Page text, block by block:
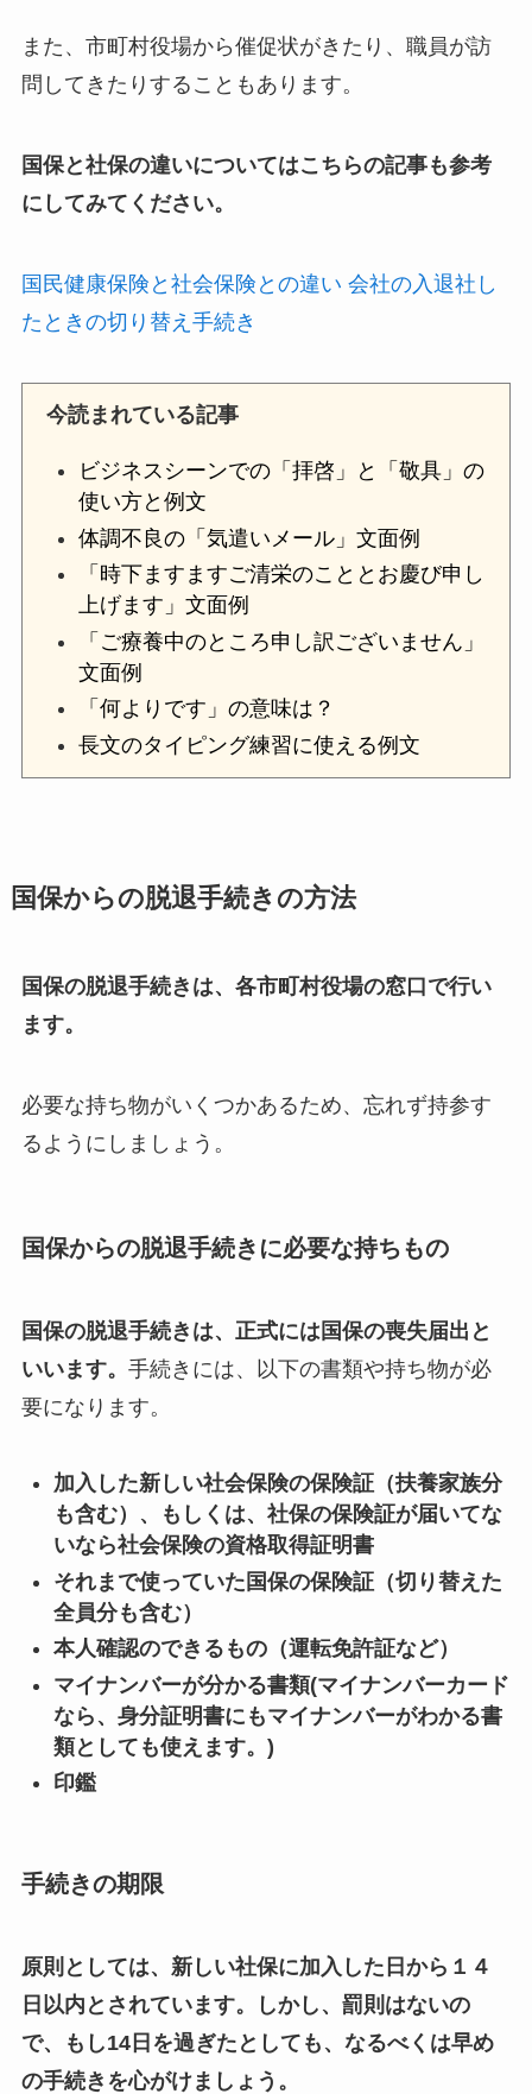
また、市町村役場から催促状がきたり、職員が訪
問してきたりすることもあります。
国保と社保の違いについてはこちらの記事も参考
にしてみてください。
国民健康保険と社会保険との違い 会社の入退社し
たときの切り替え手続き
今読まれている記事
ビジネスシーンでの「拝啓」と「敬具」の
使い方と例文
体調不良の「気遣いメール」文面例
「時下ますますご清栄のこととお慶び申し
上げます」文面例
「ご療養中のところ申し訳ございません」
文面例
「何よりです」の意味は？
長文のタイピング練習に使える例文
国保からの脱退手続きの方法
国保の脱退手続きは、各市町村役場の窓口で行い
ます。
必要な持ち物がいくつかあるため、忘れず持参す
るようにしましょう。
国保からの脱退手続きに必要な持ちもの
国保の脱退手続きは、正式には国保の喪失届出と
いいます。 手続きには、以下の書類や持ち物が必
要になります。
加入した新しい社会保険の保険証（扶養家族分
も含む）、もしくは、社保の保険証が届いてな
いなら社会保険の資格取得証明書
それまで使っていた国保の保険証（切り替えた
全員分も含む）
本人確認のできるもの（運転免許証など）
マイナンバーが分かる書類(マイナンバーカード
なら、身分証明書にもマイナンバーがわかる書
類としても使えます。)
印鑑
手続きの期限
原則としては、新しい社保に加入した日から１４
日以内とされています。
しかし、罰則はないの
で、もし14日を過ぎたとしても、なるべくは早め
の手続きを心がけましょう。